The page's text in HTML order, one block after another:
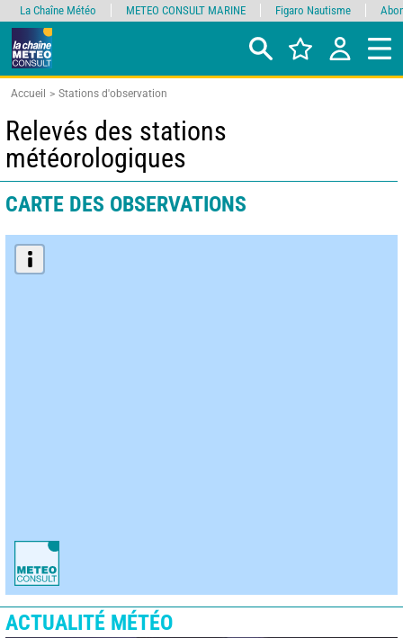
Accueil Stations d'observation
Relevés des stations
météorologiques
CARTE DES OBSERVATIONS
ACTUALITÉ MÉTÉO
La Chaîne Météo METEO CONSULT MARINE Figaro Nautisme